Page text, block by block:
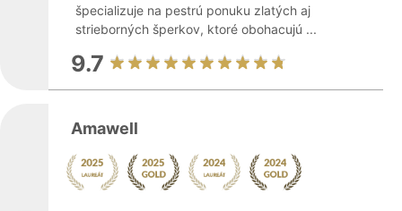
špecializuje na pestrú ponuku zlatých aj
strieborných šperkov, ktoré obohacujú ...
9.7
Amawell